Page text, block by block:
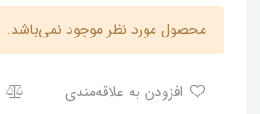
محصول مورد نظر موجود نمی‌باشد.